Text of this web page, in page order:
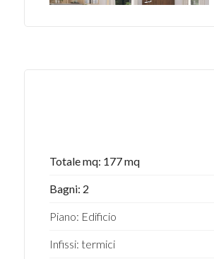
Totale mq: 177 mq
Bagni: 2
Piano: Edificio
Infissi: termici